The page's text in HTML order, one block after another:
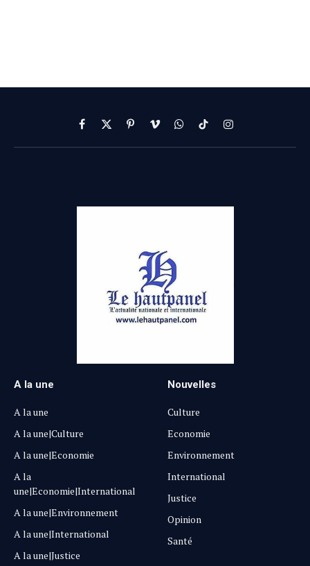
Facebook
X
(Twitter)
PinterestVimeoWhatsApp
TikTokInstagram
A la une
A la une
A la une|Culture
A la une|Economie
A la
une|Economie|International
A la une|Environnement
A la une|International
A la une|Justice
Nouvelles
Culture
Economie
Environnement
International
Justice
Opinion
Santé